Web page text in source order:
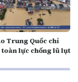
Trung Quốc chỉ
toàn lực chống lũ lụt